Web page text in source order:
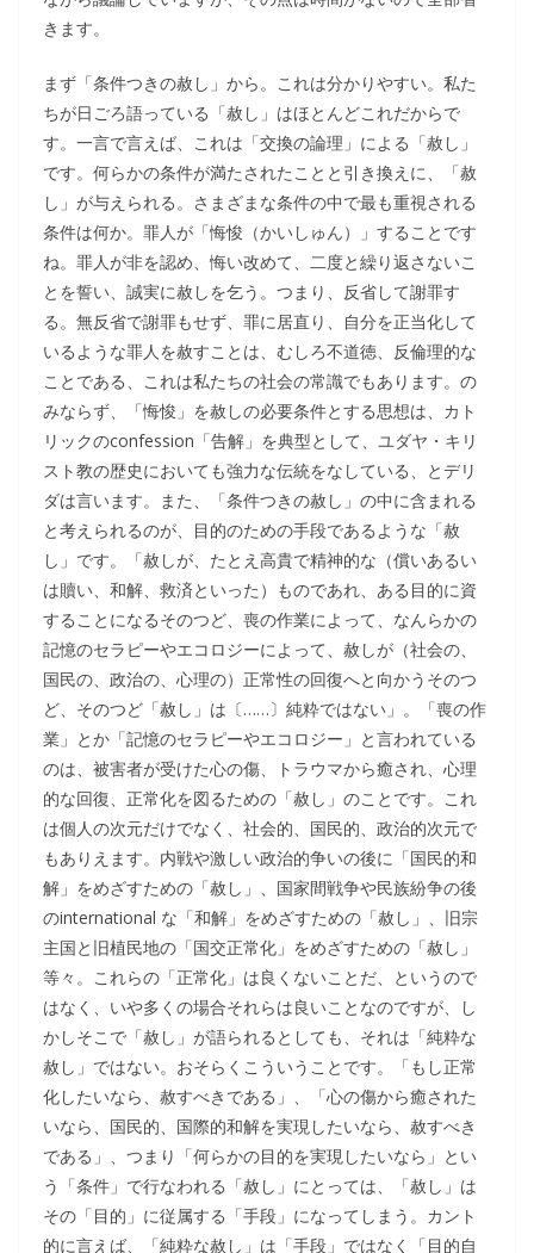
きます。
まず「条件つきの赦し」から。これは分かりやすい。私た
ちが日ごろ語っている「赦し」はほとんどこれだからで
す。一言で言えば、これは「交換の論理」による「赦し」
です。何らかの条件が満たされたことと引き換えに、「赦
し」が与えられる。さまざまな条件の中で最も重視される
条件は何か。罪人が「悔悛（かいしゅん）」することです
ね。罪人が非を認め、悔い改めて、二度と繰り返さないこ
とを誓い、誠実に赦しを乞う。つまり、反省して謝罪す
る。無反省で謝罪もせず、罪に居直り、自分を正当化して
いるような罪人を赦すことは、むしろ不道徳、反倫理的な
ことである、これは私たちの社会の常識でもあります。の
みならず、「悔悛」を赦しの必要条件とする思想は、カト
リックのconfession「告解」を典型として、ユダヤ・キリ
スト教の歴史においても強力な伝統をなしている、とデリ
ダは言います。また、「条件つきの赦し」の中に含まれる
と考えられるのが、目的のための手段であるような「赦
し」です。「赦しが、たとえ高貴で精神的な（償いあるい
は贖い、和解、救済といった）ものであれ、ある目的に資
することになるそのつど、喪の作業によって、なんらかの
記憶のセラピーやエコロジーによって、赦しが（社会の、
国民の、政治の、心理の）正常性の回復へと向かうそのつ
ど、そのつど「赦し」は〔……〕純粋ではない」。「喪の作
業」とか「記憶のセラピーやエコロジー」と言われている
のは、被害者が受けた心の傷、トラウマから癒され、心理
的な回復、正常化を図るための「赦し」のことです。これ
は個人の次元だけでなく、社会的、国民的、政治的次元で
もありえます。内戦や激しい政治的争いの後に「国民的和
解」をめざすための「赦し」、国家間戦争や民族紛争の後
のinternational な「和解」をめざすための「赦し」、旧宗
主国と旧植民地の「国交正常化」をめざすための「赦し」
等々。これらの「正常化」は良くないことだ、というので
はなく、いや多くの場合それらは良いことなのですが、し
かしそこで「赦し」が語られるとしても、それは「純粋な
赦し」ではない。おそらくこういうことです。「もし正常
化したいなら、赦すべきである」、「心の傷から癒された
いなら、国民的、国際的和解を実現したいなら、赦すべき
である」、つまり「何らかの目的を実現したいなら」とい
う「条件」で行なわれる「赦し」にとっては、「赦し」は
その「目的」に従属する「手段」になってしまう。カント
的に言えば、「純粋な赦し」は「手段」ではなく「目的自